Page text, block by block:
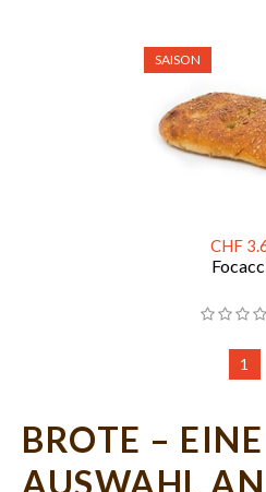
CHF
SAISON
1
BROTE –
AUSWAHL AN